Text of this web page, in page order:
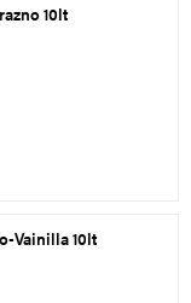
10lt
Vainilla 10lt